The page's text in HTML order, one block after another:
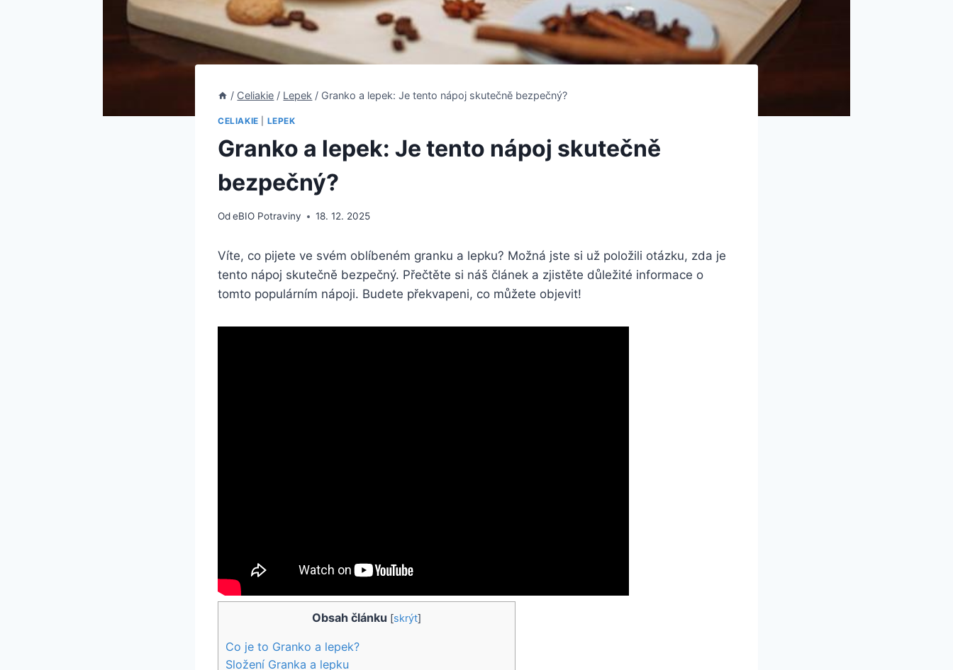
/ Celiakie / Lepek / Granko a lepek: Je tento nápoj skutečně bezpečný?
CELIAKIE LEPEK
Granko a lepek: Je tento nápoj skutečně
bezpečný?
OdeBIO Potraviny 18. 12. 2025
Víte, co pijete ve svém oblíbeném granku a lepku? Možná jste si už položili otázku, zda je
tento nápoj skutečně bezpečný. Přečtěte si náš článek a zjistěte důležité informace o
tomto populárním nápoji. Budete překvapeni, co můžete objevit!
Obsah článku [skrýt]
Co je to Granko a lepek?
Složení Granka a lepku